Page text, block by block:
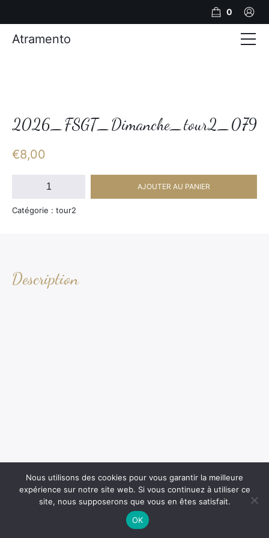
2026_FSGT_Dimanche_tour2_079
€8,00
quantité
2026_FSGT_Dimanche_tour2_079
AJOUTER AU PANIER
Catégorie : tour2
Description
0
Atramento
Photos
Nous utilisons des cookies pour vous garantir la meilleure
expérience sur notre site web. Si vous continuez à utiliser ce
site, nous supposerons que vous en êtes satisfait.
OK